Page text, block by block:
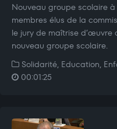
Nouveau groupe scolaire
membres élus de la
le jury de maîtrise
nouveau groupe scolaire.
Solidarité, Education,
00:01:25